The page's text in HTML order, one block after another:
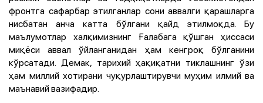
фронтга сафарбар этилганлар сони аввалги қарашларга
нисбатан анча катта бўлгани қайд этилмоқда. Бу
маълумотлар халқимизнинг Ғалабага қўшган ҳиссаси
миқёси аввал ўйланганидан ҳам кенгроқ бўлганини
кўрсатади. Демак, тарихий ҳақиқатни тиклашнинг ўзи
ҳам миллий хотирани чуқурлаштирувчи муҳим илмий ва
маънавий вазифадир.